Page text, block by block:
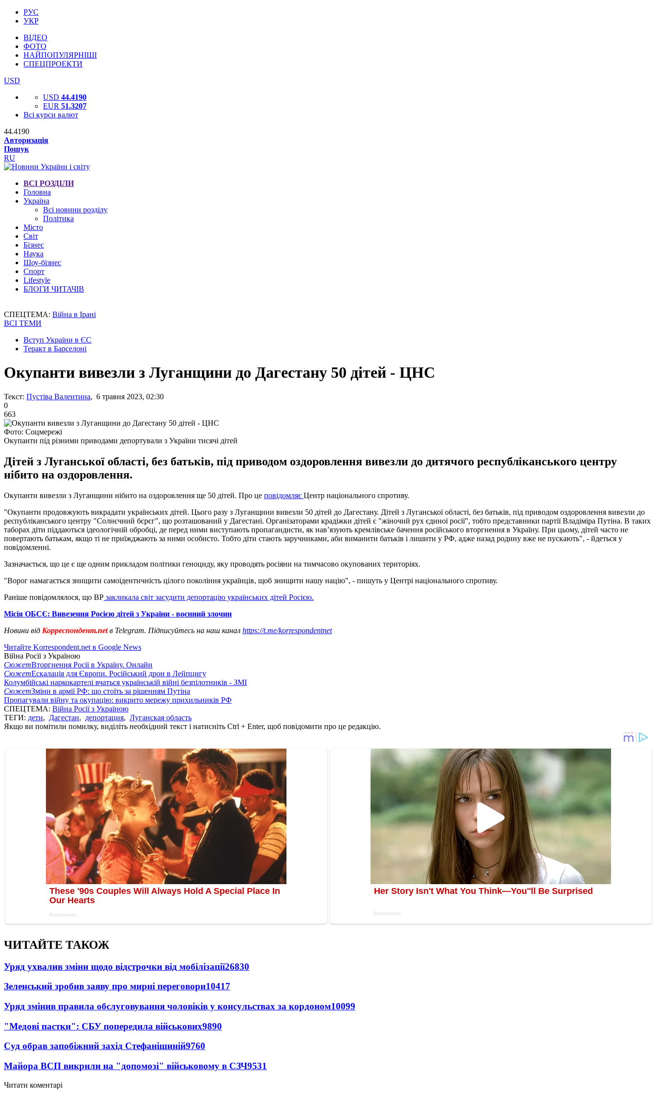
РУС
УКР
ВІДЕО
ФОТО
НАЙПОПУЛЯРНІШІ
СПЕЦПРОЕКТИ
USD
USD 44.4190
EUR 51.3207
Всі курси валют
44.4190
Авторизація
Пошук
RU
ВСІ РОЗДІЛИ
Головна
Україна
Всі новини розділу
Політика
Місто
Світ
Бізнес
Наука
Шоу-бізнес
Спорт
Lifestyle
БЛОГИ ЧИТАЧІВ
СПЕЦТЕМА: Війна в Ірані
ВСІ ТЕМИ
Вступ України в ЄС
Теракт в Барселоні
Окупанти вивезли з Луганщини до Дагестану 50 дітей - ЦНС
Текст: Пустіва Валентина, 6 травня 2023, 02:30
0
663
Фото: Соцмережі
Окупанти під різними приводами депортували з України тисячі дітей
Дітей з Луганської області, без батьків, під приводом оздоровлення вивезли до дитячого республіканського центру
нібито на оздоровлення.
Окупанти вивезли з Луганщини нібито на оздоровлення ще 50 дітей. Про це повідомляє Центр національного спротиву.
"Окупанти продовжують викрадати українських дітей. Цього разу з Луганщини вивезли 50 дітей до Дагестану. Дітей з Луганської області, без батьків, під приводом оздоровлення вивезли до
республіканського центру "Солнєчний бєрєг", що розташований у Дагестані. Організаторами крадіжки дітей є "жіночий рух єдиної росії", тобто представники партії Владіміра Путіна. В таких
таборах діти піддаються ідеологічній обробці, де перед ними виступають пропагандисти, як нав’язують кремлівське бачення російського вторгнення в Україну. При цьому, дітей часто не
повертають батькам, якщо ті не приїжджають за ними особисто. Тобто діти стають заручниками, аби виманити батьків і лишити у РФ, адже назад родину вже не пускають", - йдеться у
повідомленні.
Зазначається, що це є ще одним прикладом політики геноциду, яку проводять росіяни на тимчасово окупованих територіях.
"Ворог намагається знищити самоідентичність цілого покоління українців, щоб знищити нашу націю", - пишуть у Центрі національного спротиву.
Раніше повідомлялося, що ВР закликала світ засудити депортацію українських дітей Росією.
Місія ОБСЄ: Вивезення Росією дітей з України - воєнний злочин
Новини від Корреспондент.netв Telegram. Підписуйтесь на наш канал https://t.me/korrespondentnet
Читайте Korrespondent.net в Google News
Війна Росії з Україною
СюжетВторгнення Росії в Україну. Онлайн
СюжетЕскалація для Європи. Російський дрон в Лейпцигу
Колумбійські наркокартелі вчаться українській війні безпілотників - ЗМІ
СюжетЗміни в армії РФ: що стоїть за рішенням Путіна
Пропагували війну та окупацію: викрито мережу прихильників РФ
СПЕЦТЕМА: Війна Росії з Україною
ТЕГИ: дети, Дагестан, депортация, Луганская область
Якщо ви помітили помилку, виділіть необхідний текст і натисніть Ctrl + Enter, щоб повідомити про це редакцію.
ЧИТАЙТЕ ТАКОЖ
Уряд ухвалив зміни щодо відстрочки від мобілізації26830
Зеленський зробив заяву про мирні переговори10417
Уряд змінив правила обслуговування чоловіків у консульствах за кордоном10099
"Медові пастки": СБУ попередила військових9890
Суд обрав запобіжний захід Стефанішиній9760
Майора ВСП викрили на "допомозі" військовому в СЗЧ9531
Читати коментарі